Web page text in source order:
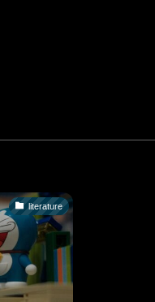
literature